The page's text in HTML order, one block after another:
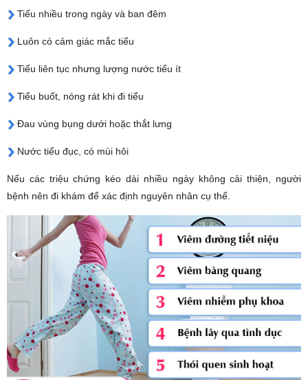
Tiểu nhiều trong ngày và ban đêm
Luôn có cảm giác mắc tiểu
Tiểu liên tục nhưng lượng nước tiểu ít
Tiểu buốt, nóng rát khi đi tiểu
Đau vùng bụng dưới hoặc thắt lưng
Nước tiểu đục, có mùi hôi
Nếu các triệu chứng kéo dài nhiều ngày không cải thiện, người
bệnh nên đi khám để xác định nguyên nhân cụ thể.